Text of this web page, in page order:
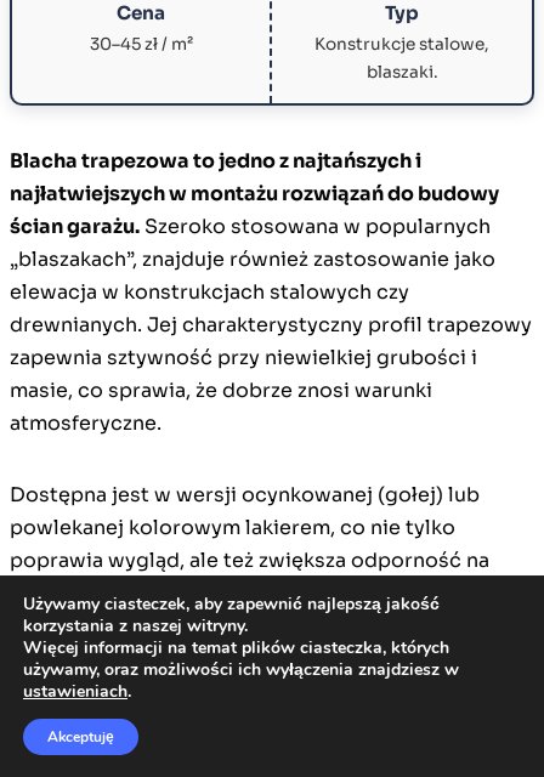
Cena
30–45 zł / m²
Typ
Konstrukcje stalowe,
blaszaki.
Blacha trapezowa to jedno z najtańszych i
najłatwiejszych w montażu rozwiązań do budowy
ścian garażu. Szeroko stosowana w popularnych
„blaszakach”, znajduje również zastosowanie jako
elewacja w konstrukcjach stalowych czy
drewnianych. Jej charakterystyczny profil trapezowy
zapewnia sztywność przy niewielkiej grubości i
masie, co sprawia, że dobrze znosi warunki
atmosferyczne.
Dostępna jest w wersji ocynkowanej (gołej) lub
powlekanej kolorowym lakierem, co nie tylko
poprawia wygląd, ale też zwiększa odporność na
korozję. Ze względu na prostotę montażu i niską
cenę jest to materiał wybierany przede wszystkim
tam, gdzie liczy się budżet i szybkość wykonania.
Zalety:
Używamy ciasteczek, aby zapewnić najlepszą jakość
korzystania z naszej witryny.
Więcej informacji na temat plików ciasteczka, których
używamy, oraz możliwości ich wyłączenia znajdziesz w
ustawieniach.
Akceptuję